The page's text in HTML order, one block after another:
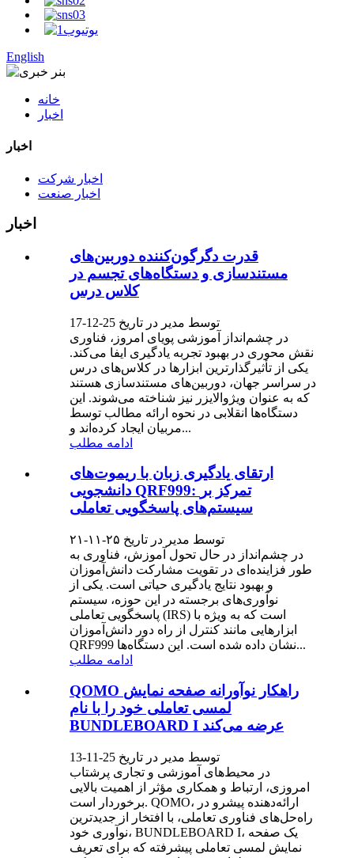
English
خانه
اخبار
اخبار
اخبار شرکت
اخبار صنعت
اخبار
قدرت دگرگون‌کننده دوربین‌های
مستندسازی و دستگاه‌های تجسم در
کلاس درس
توسط مدیر در تاریخ 25-12-17
در چشم‌انداز آموزشی پویای امروز، فناوری
نقش محوری در بهبود تجربه یادگیری ایفا می‌کند.
یکی از تأثیرگذارترین ابزارها در کلاس‌های درس
در سراسر جهان، دوربین‌های مستندسازی هستند
که به عنوان ویژوالایزر نیز شناخته می‌شوند. این
دستگاه‌ها انقلابی در نحوه ارائه مطالب توسط
مربیان ایجاد کرده‌اند و...
ادامه مطلب
ارتقای یادگیری زبان با ریموت‌های
دانشجویی QRF999: تمرکز بر
سیستم‌های پاسخگویی تعاملی
توسط مدیر در تاریخ ۲۵-۱۱-۲۱
در چشم‌انداز در حال تحول آموزش، فناوری به
طور فزاینده‌ای در تقویت مشارکت دانش‌آموزان
و بهبود نتایج یادگیری حیاتی است. یکی از
نوآوری‌های برجسته در این حوزه، سیستم
پاسخگویی تعاملی (IRS) است که به ویژه با
ابزارهایی مانند کنترل از راه دور دانش‌آموزان
QRF999 نشان داده شده است. این دستگاه‌ها...
ادامه مطلب
QOMO راهکار نوآورانه صفحه نمایش
لمسی تعاملی خود را با نام
BUNDLEBOARD I عرضه می‌کند
توسط مدیر در تاریخ 25-11-13
در محیط‌های آموزشی و تجاری پرشتاب
امروزی، ارتباط و همکاری مؤثر از اهمیت بالایی
برخوردار است. QOMO، ارائه‌دهنده پیشرو در
راه‌حل‌های فناوری تعاملی، با افتخار از جدیدترین
نوآوری خود، BUNDLEBOARD I، یک صفحه
نمایش لمسی تعاملی پیشرفته که برای تعریف